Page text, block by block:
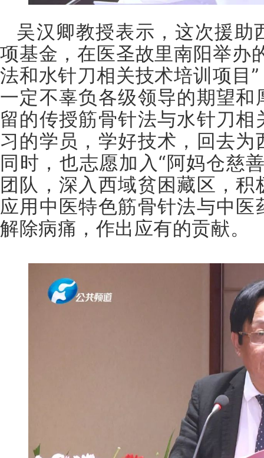
吴汉卿教授表示，这次援助
项基金，在医圣故里南阳举办
法和水针刀相关技术培训项目
一定不辜负各级领导的期望
留的传授筋骨针法与水针刀
习的学员，学好技术，回去
同时，也志愿加入“阿妈仓慈
团队，深入西域贫困藏区，
应用中医特色筋骨针法与中
解除病痛，作出应有的贡献。